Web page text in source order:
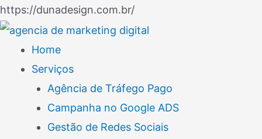
https://dunadesign.com.br/Ir
para
Home
Serviços
Agência de Tráfego Pago
Campanha no Google ADS
Gestão de Redes Sociais
Navegação
de
Post